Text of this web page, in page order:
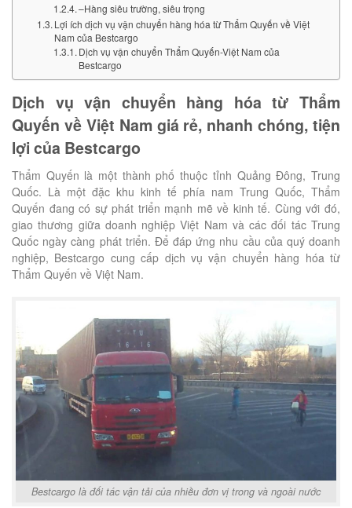
–Hàng siêu trường, siêu trọng
Lợi ích dịch vụ vận chuyển hàng hóa từ Thẩm Quyến về Việt
Nam của Bestcargo
Dịch vụ vận chuyển Thẩm Quyến-Việt Nam của
Bestcargo
Dịch vụ vận chuyển hàng hóa từ Thẩm
Quyến về Việt Nam giá rẻ, nhanh chóng, tiện
lợi của Bestcargo
Thẩm Quyến là một thành phố thuộc tỉnh Quảng Đông, Trung
Quốc. Là một đặc khu kinh tế phía nam Trung Quốc, Thẩm
Quyến đang có sự phát triển mạnh mẽ về kinh tế. Cùng với đó,
giao thương giữa doanh nghiệp Việt Nam và các đối tác Trung
Quốc ngày càng phát triển. Để đáp ứng nhu cầu của quý doanh
nghiệp, Bestcargo cung cấp dịch vụ vận chuyển hàng hóa từ
Thẩm Quyến về Việt Nam.
Bestcargo là đối tác vận tải của nhiều đơn vị trong và ngoài nước